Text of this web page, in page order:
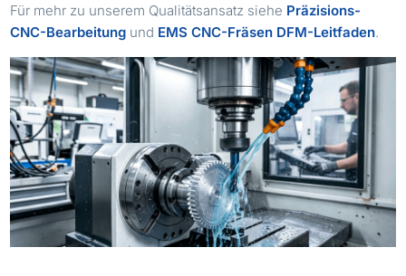
Für mehr zu unserem Qualitätsansatz siehe Präzisions-
CNC-Bearbeitung und EMS CNC-Fräsen DFM-Leitfaden.